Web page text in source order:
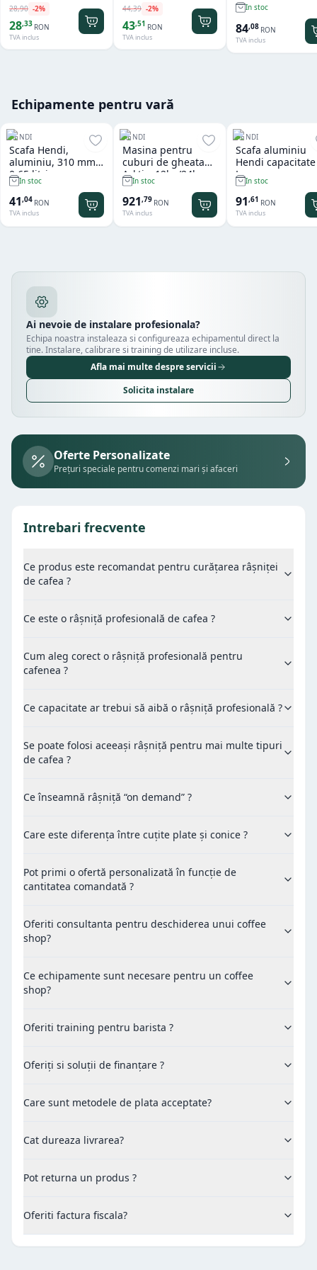
28,90 -2%
28,33 RON
TVA inclus
44,39 -2%
43,51 RON
TVA inclus
In stoc
84,08 RON
TVA inclus
Echipamente pentru vară
HENDI
Scafa Hendi,
aluminiu, 310 mm,
0.65 litri
In stoc
41,04 RON
TVA inclus
HENDI
Masina pentru
cuburi de gheata
Arktic, 12kg/24h
In stoc
921,79 RON
TVA inclus
HENDI
Scafa aluminiu
Hendi
L In stoc
91,61 RON
TVA inclus
Ai nevoie de instalare profesionala?
Echipa noastra instaleaza si configureaza echipamentul direct la
tine. Instalare, calibrare si training de utilizare incluse.
Afla mai multe despre servicii
Solicita instalare
Oferte Personalizate
Prețuri speciale pentru comenzi mari și afaceri
Intrebari frecvente
Ce produs este recomandat pentru curățarea râșniței
de cafea ?
Ce este o râșniță profesională de cafea ?
Cum aleg corect o râșniță profesională pentru
cafenea ?
Ce capacitate ar trebui să aibă o râșniță profesională ?
Se poate folosi aceeași râșniță pentru mai multe tipuri
de cafea ?
Ce înseamnă râșniță “on demand” ?
Care este diferența între cuțite plate și conice ?
Pot primi o ofertă personalizată în funcție de
cantitatea comandată ?
Oferiti consultanta pentru deschiderea unui coffee
shop?
Ce echipamente sunt necesare pentru un coffee
shop?
Oferiti training pentru barista ?
Oferiți si soluții de finanțare ?
Care sunt metodele de plata acceptate?
Cat dureaza livrarea?
Pot returna un produs ?
Oferiti factura fiscala?